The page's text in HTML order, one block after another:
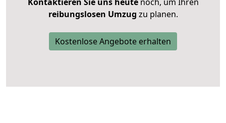
reibungslosen Umzug zu planen.
Kostenlose Angebote erhalten